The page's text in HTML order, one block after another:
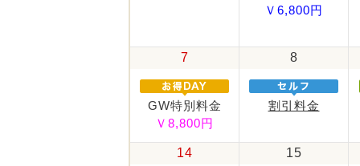
Ｖ6,800円
7
GW特別料金
Ｖ8,800円
8
割引料金
14 15